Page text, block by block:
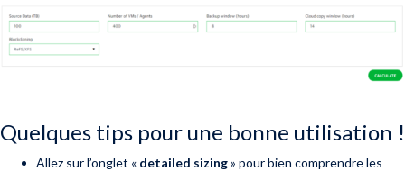
Quelques tips pour une bonne utilisation !
Allez sur l’onglet « detailed sizing» pour bien comprendre les